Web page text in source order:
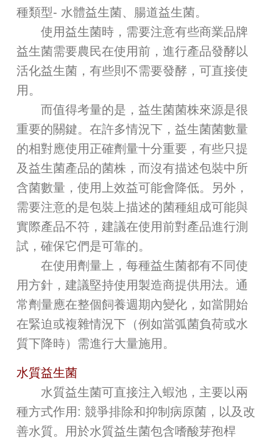
種類型- 水體益生菌、腸道益生菌。
使用益生菌時，需要注意有些商業品牌
益生菌需要農民在使用前，進行產品發酵以
活化益生菌，有些則不需要發酵，可直接使
用。
而值得考量的是，益生菌菌株來源是很
重要的關鍵。在許多情況下，益生菌菌數量
的相對應使用正確劑量十分重要，有些只提
及益生菌產品的菌株，而沒有描述包裝中所
含菌數量，使用上效益可能會降低。另外，
需要注意的是包裝上描述的菌種組成可能與
實際產品不符，建議在使用前對產品進行測
試，確保它們是可靠的。
在使用劑量上，每種益生菌都有不同使
用方針，建議堅持使用製造商提供用法。通
常劑量應在整個飼養週期內變化，如當開始
在緊迫或複雜情況下（例如當弧菌負荷或水
質下降時）需進行大量施用。
水質益生菌
水質益生菌可直接注入蝦池，主要以兩
種方式作用: 競爭排除和抑制病原菌，以及改
善水質。用於水質益生菌包含嗜酸芽孢桿